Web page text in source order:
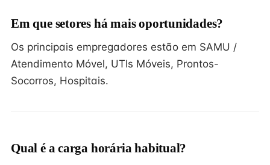
Em que setores há mais oportunidades?
Os principais empregadores estão em SAMU /
Atendimento Móvel, UTIs Móveis, Prontos-
Socorros, Hospitais.
Qual é a carga horária habitual?